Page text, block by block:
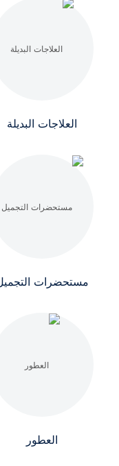
العلاجات البديلة
مستحضرات
العطور